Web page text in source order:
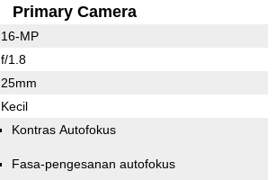
Primary Camera
16-MP
f/1.8
25mm
Kecil
Kontras Autofokus
Fasa-pengesanan autofokus